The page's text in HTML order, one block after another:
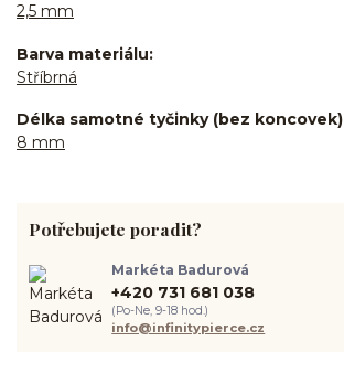
2,5 mm
Barva materiálu
Stříbrná
Délka samotné tyčinky (bez koncovek)
8 mm
Potřebujete poradit?
Markéta Badurová
+420 731 681 038
(Po-Ne, 9-18 hod.)
info@infinitypierce.cz